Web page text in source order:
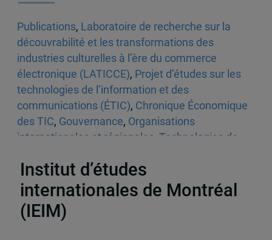
Publications, Laboratoire de recherche sur la
découvrabilité et les transformations des
industries culturelles à l’ère du commerce
électronique (LATICCE), Projet d’études sur les
technologies de l’information et des
communications (ÉTIC), Chronique Économique
des TIC, Gouvernance, Organisations
internationales et régionales Technologies de
Institut d’études
internationales de Montréal
(IEIM)